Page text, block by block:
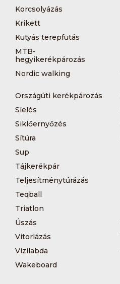
Korcsolyázás
Krikett
Kutyás terepfutás
MTB-
hegyikerékpározás
Nordic walking
Országúti kerékpározás
Síelés
Siklőernyőzés
Sítúra
Sup
Tájkerékpár
Teljesítménytúrázás
Teqball
Triatlon
Úszás
Vitorlázás
Vizilabda
Wakeboard